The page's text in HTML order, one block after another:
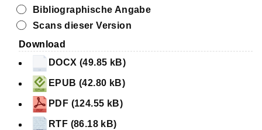
Bibliographische Angabe
Scans dieser Version
Download
DOCX (49.85 kB)
EPUB (42.80 kB)
PDF (124.55 kB)
RTF (86.18 kB)